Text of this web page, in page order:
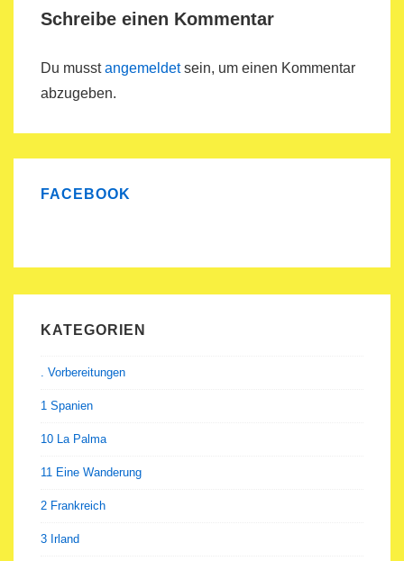
Schreibe einen Kommentar
Du musstangemeldetsein, um einen Kommentar
abzugeben.
FACEBOOK
KATEGORIEN
. Vorbereitungen
1 Spanien
10 La Palma
11 Eine Wanderung
2 Frankreich
3 Irland